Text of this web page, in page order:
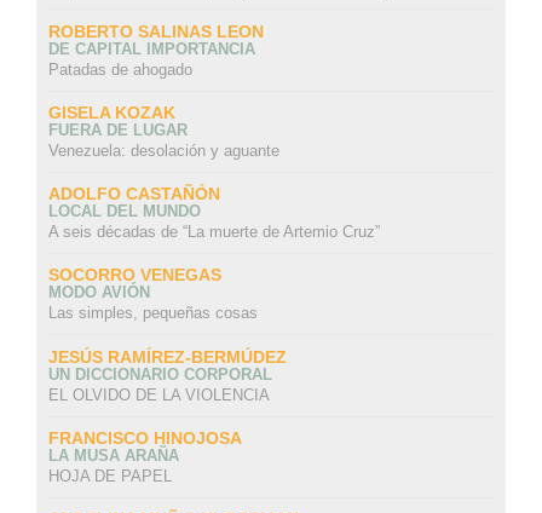
ROBERTO SALINAS LEON
DE CAPITAL IMPORTANCIA
Patadas de ahogado
GISELA KOZAK
FUERA DE LUGAR
Venezuela: desolación y aguante
ADOLFO CASTAÑÓN
LOCAL DEL MUNDO
A seis décadas de “La muerte de Artemio Cruz”
SOCORRO VENEGAS
MODO AVIÓN
Las simples, pequeñas cosas
JESÚS RAMÍREZ-BERMÚDEZ
UN DICCIONARIO CORPORAL
EL OLVIDO DE LA VIOLENCIA
FRANCISCO HINOJOSA
LA MUSA ARAÑA
HOJA DE PAPEL